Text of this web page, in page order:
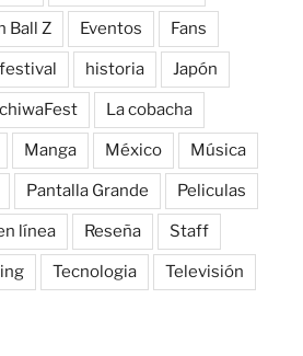
Ball Z Eventos Fans
festival historia Japón
La cobacha
Manga México Música
Pantalla Grande Peliculas
línea Reseña Staff
Tecnologia Televisión